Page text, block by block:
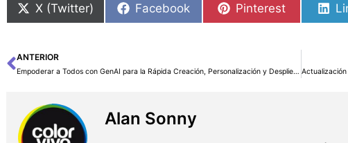
X (Twitter) Facebook Pinterest
Ant
ANTERIOR
Empoderar a Todos con GenAI para la Rápida Creación, Personalización y Despliegue Seguro de Apps: Lo Más Destacado del AWS New York Summit
Alan Sonny